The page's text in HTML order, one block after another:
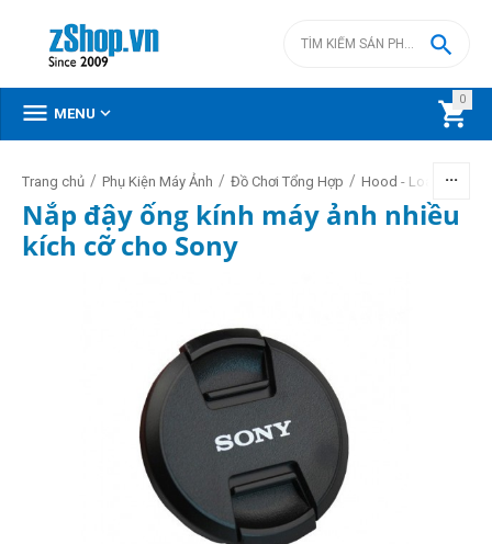
0


 MENU 
Trang chủ / Phụ Kiện Máy Ảnh / Đồ Chơi Tổng Hợp / Hood - Loa - Nắp
Nắp đậy ống kính máy ảnh nhiều
kích cỡ cho Sony